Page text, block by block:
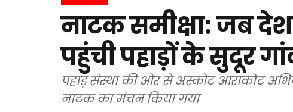
नाटक समीक्षा: जब
पहुंची पहाड़ों के सुदूर
पहाड़ संस्था की ओर से अस्कोट आराकोट
नाटक का मंचन किया गया